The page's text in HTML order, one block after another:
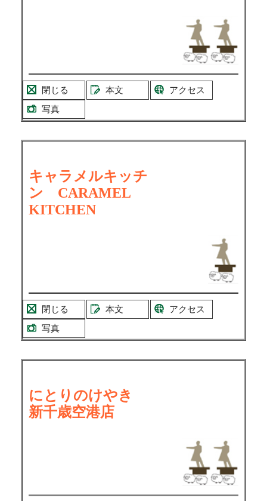
閉じる 本文
アクセス
写真
キャラメルキッチ
ン CARAMEL
KITCHEN
閉じる 本文
アクセス
写真
にとりのけやき
新千歳空港店